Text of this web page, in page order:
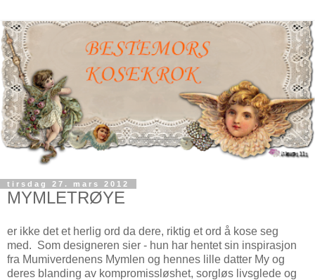
tirsdag 27. mars 2012
MYMLETRØYE
er ikke det et herlig ord da dere, riktig et ord å kose seg
med. Som designeren sier - hun har hentet sin inspirasjon
fra Mumiverdenens Mymlen og hennes lille datter My og
deres blanding av kompromissløshet, sorgløs livsglede og